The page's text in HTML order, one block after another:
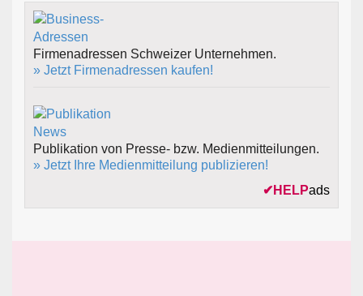
Firmenadressen Schweizer Unternehmen.
» Jetzt Firmenadressen kaufen!
Publikation von Presse- bzw. Medienmitteilungen.
» Jetzt Ihre Medienmitteilung publizieren!
✔ HELPads